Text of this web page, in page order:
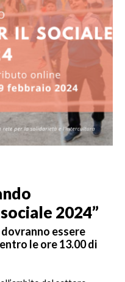
2024”
essere
le ore 13.00 di